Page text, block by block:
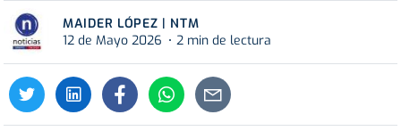
MAIDER LÓPEZ | NTM
12 de Mayo 2026
2 min de lectura